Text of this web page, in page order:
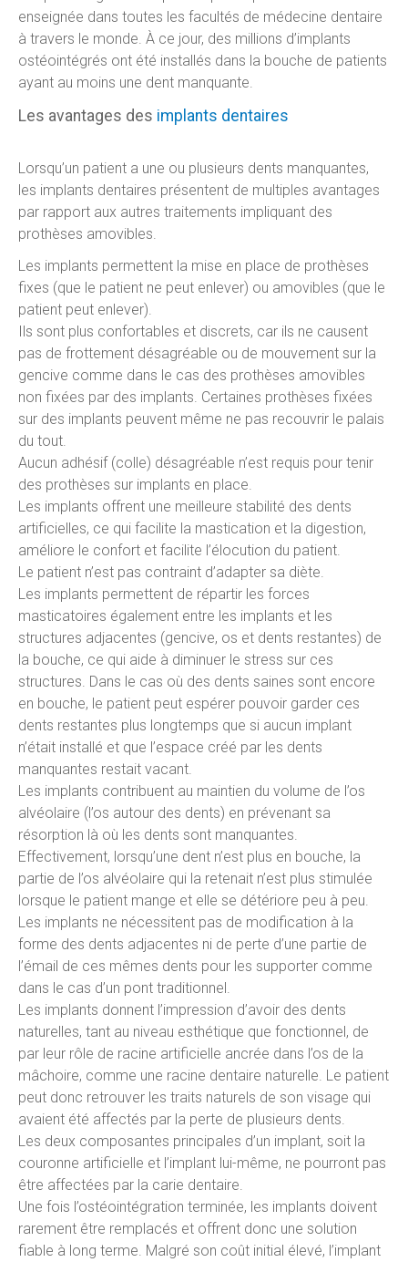
enseignée dans toutes les facultés de médecine dentaire
à travers le monde. À ce jour, des millions d’implants
ostéointégrés ont été installés dans la bouche de patients
ayant au moins une dent manquante.
Les avantages des implants dentaires
Lorsqu’un patient a une ou plusieurs dents manquantes,
les implants dentaires présentent de multiples avantages
par rapport aux autres traitements impliquant des
prothèses amovibles.
Les implants permettent la mise en place de prothèses
fixes (que le patient ne peut enlever) ou amovibles (que le
patient peut enlever).
Ils sont plus confortables et discrets, car ils ne causent
pas de frottement désagréable ou de mouvement sur la
gencive comme dans le cas des prothèses amovibles
non fixées par des implants. Certaines prothèses fixées
sur des implants peuvent même ne pas recouvrir le palais
du tout.
Aucun adhésif (colle) désagréable n’est requis pour tenir
des prothèses sur implants en place.
Les implants offrent une meilleure stabilité des dents
artificielles, ce qui facilite la mastication et la digestion,
améliore le confort et facilite l’élocution du patient.
Le patient n’est pas contraint d’adapter sa diète.
Les implants permettent de répartir les forces
masticatoires également entre les implants et les
structures adjacentes (gencive, os et dents restantes) de
la bouche, ce qui aide à diminuer le stress sur ces
structures. Dans le cas où des dents saines sont encore
en bouche, le patient peut espérer pouvoir garder ces
dents restantes plus longtemps que si aucun implant
n’était installé et que l’espace créé par les dents
manquantes restait vacant.
Les implants contribuent au maintien du volume de l’os
alvéolaire (l’os autour des dents) en prévenant sa
résorption là où les dents sont manquantes.
Effectivement, lorsqu’une dent n’est plus en bouche, la
partie de l’os alvéolaire qui la retenait n’est plus stimulée
lorsque le patient mange et elle se détériore peu à peu.
Les implants ne nécessitent pas de modification à la
forme des dents adjacentes ni de perte d’une partie de
l’émail de ces mêmes dents pour les supporter comme
dans le cas d’un pont traditionnel.
Les implants donnent l’impression d’avoir des dents
naturelles, tant au niveau esthétique que fonctionnel, de
par leur rôle de racine artificielle ancrée dans l’os de la
mâchoire, comme une racine dentaire naturelle. Le patient
peut donc retrouver les traits naturels de son visage qui
avaient été affectés par la perte de plusieurs dents.
Les deux composantes principales d’un implant, soit la
couronne artificielle et l’implant lui-même, ne pourront pas
être affectées par la carie dentaire.
Une fois l’ostéointégration terminée, les implants doivent
rarement être remplacés et offrent donc une solution
fiable à long terme. Malgré son coût initial élevé, l’implant